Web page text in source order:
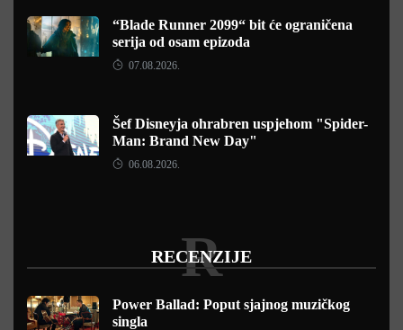
“Blade Runner 2099“ bit će ograničena
serija od osam epizoda
07.08.2026.
Šef Disneyja ohrabren uspjehom "Spider-
Man: Brand New Day"
06.08.2026.
RECENZIJE
R
Power Ballad: Poput sjajnog muzičkog
singla